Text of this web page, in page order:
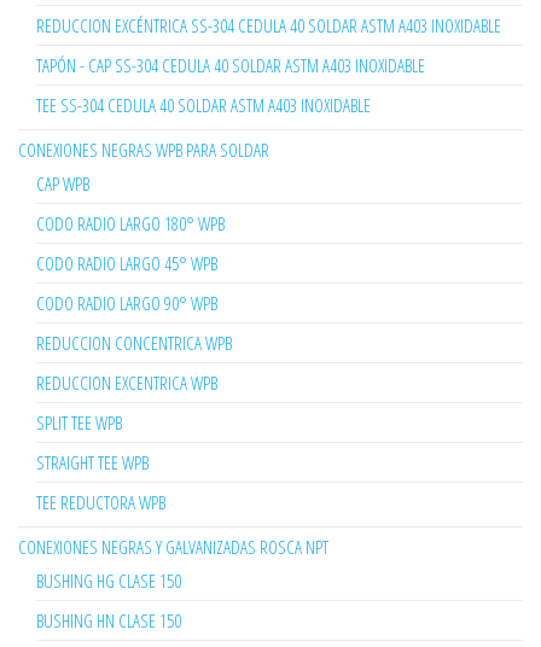
REDUCCION EXCÉNTRICA SS-304 CEDULA 40 SOLDAR ASTM A403 INOXIDABLE
TAPÓN - CAP SS-304 CEDULA 40 SOLDAR ASTM A403 INOXIDABLE
TEE SS-304 CEDULA 40 SOLDAR ASTM A403 INOXIDABLE
CONEXIONES NEGRAS WPB PARA SOLDAR
CAP WPB
CODO RADIO LARGO 180° WPB
CODO RADIO LARGO 45° WPB
CODO RADIO LARGO 90° WPB
REDUCCION CONCENTRICA WPB
REDUCCION EXCENTRICA WPB
SPLIT TEE WPB
STRAIGHT TEE WPB
TEE REDUCTORA WPB
CONEXIONES NEGRAS Y GALVANIZADAS ROSCA NPT
BUSHING HG CLASE 150
BUSHING HN CLASE 150